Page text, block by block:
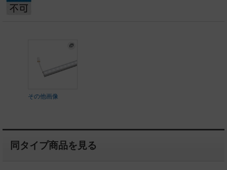
その他画像
同タイプ商品を見る